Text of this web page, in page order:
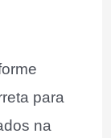
para
na